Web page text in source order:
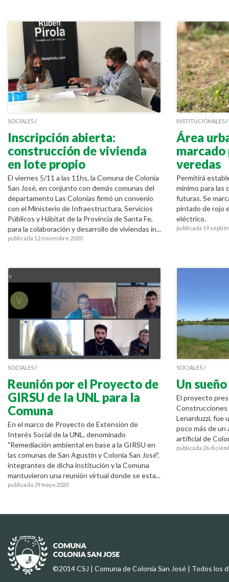
SOCIALES/
Inscripción abierta:
construcción de vivienda
en lote propio
El viernes 5/11 a las 11hs, la Comuna de Colonia
San José, en conjunto con demás comunas del
departamento Las Colonias firmó un convenio
con el Ministerio de Infraestructura, Servicios
Públicos y Hábitat de la Provincia de Santa Fe,
para la colaboración y desarrollo de viviendas in...
publicada 12 novienbre 2020
INSTITUCIONALES/
Área
marcado
veredas
Permitirá
mínimo para
futuras. Se
pintado de rojo
eléctrico.
publicada 19
SOCIALES/
Reunión por el Proyecto de
GIRSU de la UNL para la
Comuna
En el marco de Proyecto de Extensión de
Interés Social de la UNL, denominado
"Remediación ambiental en base a la GIRSU en
las comunas de San Agustín y Colonia San José",
integrantes de dicha institución y la Comuna
mantuvieron una reunión virtual donde se esta...
publicada 29 mayo 2020
SOCIALES/
Un
El proyecto
Construcciones
Lenarduzzi, fue
poco más de un
artificial de
publicada 26
©2014 CSJ | Comuna de Colonia San José | Todos los